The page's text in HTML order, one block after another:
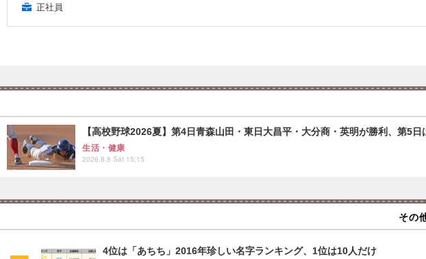
正社員
【高校野球2026夏】第4日青森山田・東日大昌平・大分商・英明が勝利、第5
生活・健康
2026.8.8 Sat 15:15
その
4位は「あちち」2016年珍しい名字ランキング、1位は10人だけ